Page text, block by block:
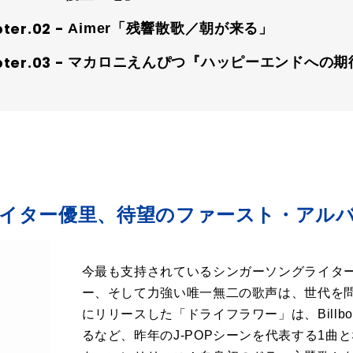
Aimer「残響散歌／朝が来る」
マカロニえんぴつ『ハッピーエンドへの期
ター優里、待望のファースト・アル
今最も支持されているシンガーソングライタ
ー、そして力強い唯一無二の歌声は、世代
にリリースした「ドライフラワー」は、
るなど、昨年のJ-POPシーンを代表する1曲